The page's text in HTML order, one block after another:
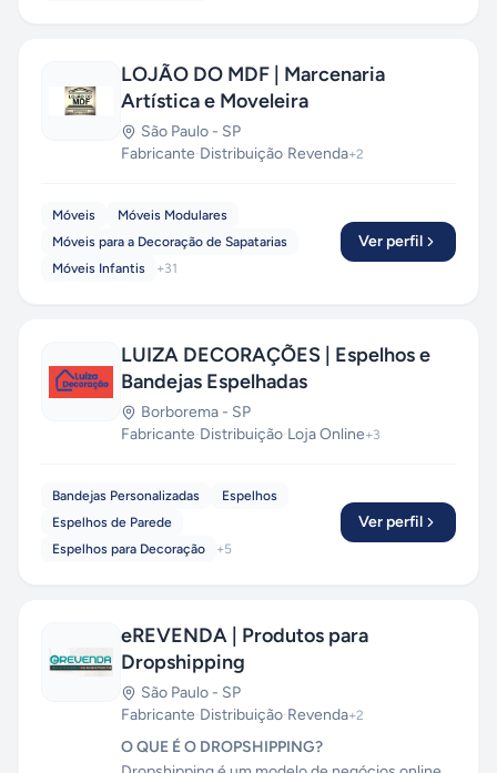
LOJÃO DO MDF | Marcenaria
Artística e Moveleira
São Paulo - SP
Fabricante·Distribuição·Revenda+2
Móveis
Móveis Modulares
Móveis para a Decoração de Sapatarias
Móveis Infantis
+31
Ver perfil
LUIZA DECORAÇÕES | Espelhos e
Bandejas Espelhadas
Borborema - SP
Fabricante·Distribuição·Loja Online+3
Bandejas Personalizadas
Espelhos
Espelhos de Parede
Espelhos para Decoração
+5
Ver perfil
eREVENDA | Produtos para
Dropshipping
São Paulo - SP
Fabricante·Distribuição·Revenda+2
O QUE É O DROPSHIPPING?